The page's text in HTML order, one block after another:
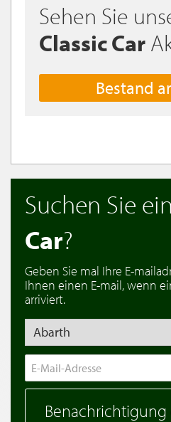
Sehen Sie
Classic Car
Bestand
Suchen Sie
Car?
Geben Sie mal Ihre E-
Ihnen einen E-mail, wenn
arriviert.
Benachrichtigung